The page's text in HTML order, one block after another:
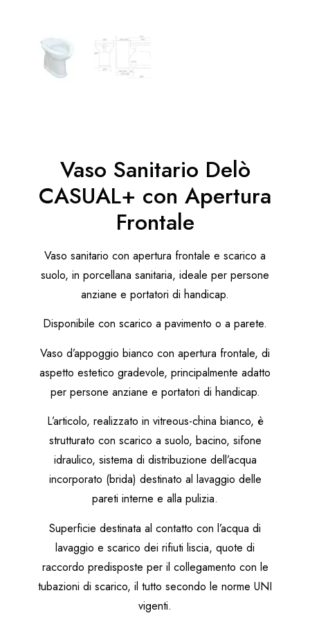
Vaso Sanitario Delò
CASUAL+ con Apertura
Frontale
Vaso sanitario con apertura frontale e scarico a
suolo, in porcellana sanitaria, ideale per persone
anziane e portatori di handicap.
Disponibile con scarico a pavimento o a parete.
Vaso d’appoggio bianco con apertura frontale, di
aspetto estetico gradevole, principalmente adatto
per persone anziane e portatori di handicap.
L’articolo, realizzato in vitreous-china bianco, è
strutturato con scarico a suolo, bacino, sifone
idraulico, sistema di distribuzione dell’acqua
incorporato (brida) destinato al lavaggio delle
pareti interne e alla pulizia.
Superficie destinata al contatto con l’acqua di
lavaggio e scarico dei rifiuti liscia, quote di
raccordo predisposte per il collegamento con le
tubazioni di scarico, il tutto secondo le norme UNI
vigenti.